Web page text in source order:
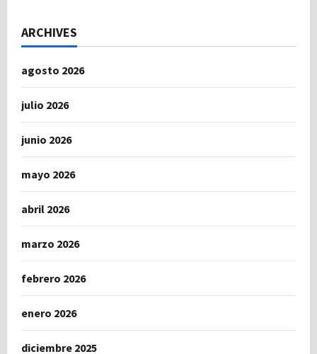
ARCHIVES
agosto 2026
julio 2026
junio 2026
mayo 2026
abril 2026
marzo 2026
febrero 2026
enero 2026
diciembre 2025